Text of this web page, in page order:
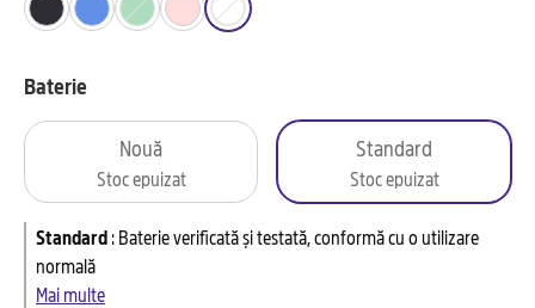
Baterie
Nouă
Stoc epuizat
Standard
Stoc epuizat
Standard:Baterie verificată și testată, conformă cu o utilizare
normală
Mai multe